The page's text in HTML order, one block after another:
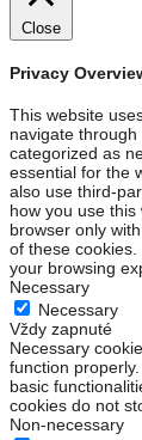
Close
Privacy
This website
navigate
categorized as
essential for the
also use third-
how you use
browser only
of these
your browsing
Necessary
Necessary
Vždy zapnuté
Necessary
function
basic
cookies do not
Non-necessary